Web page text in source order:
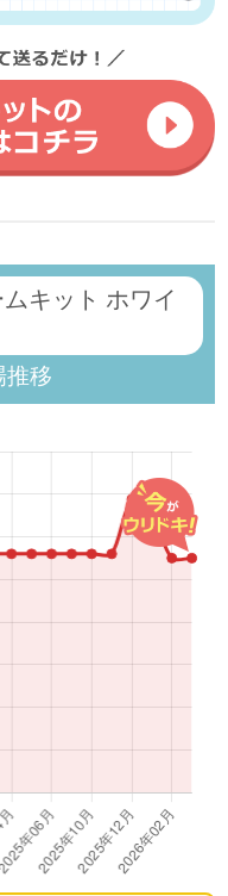
キット ホワイ
推移